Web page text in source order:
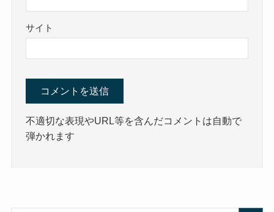
サイト
不適切な表現やURL等を含んだコメントは自動で
弾かれます